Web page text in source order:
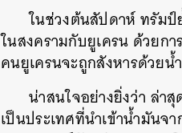
ในช่วงต้นสัปดาห์ ทรัมป์
ในสงครามกับยูเครน ด้วยก
คนยูเครนจะถูกสังหารด้วยน้
น่าสนใจอย่างยิ่งว่า ล่า
เป็นประเทศที่นำเข้าน้ำมันจ